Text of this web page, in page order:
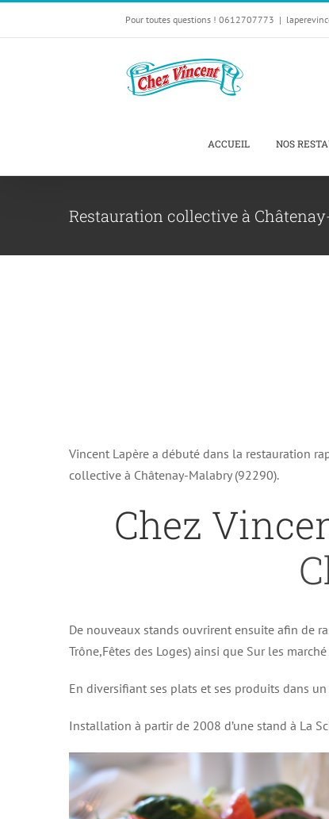
Pour toutes questions ! 0612707773 |
ACCUEIL NOS
Restauration collective à
Vincent Lapère a débuté dans la restauration
collective à Châtenay-Malabry (92290).
Chez
De nouveaux stands ouvrirent ensuite afin de
Trône,Fêtes des Loges) ainsi que Sur les
En diversifiant ses plats et ses produits dans
Installation à partir de 2008 d’une stand à La